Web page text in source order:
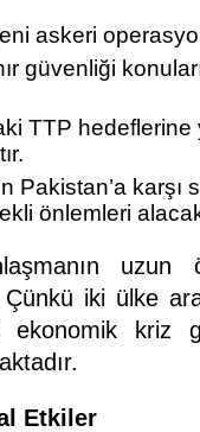
askeri
güvenliği
TTP hedeflerine
Pakistan’a karşı
önlemleri
uzun
iki ülke
ekonomik kriz
Etkiler